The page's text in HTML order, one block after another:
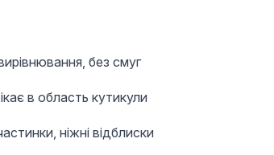
без смуг
в область кутикули
ніжні відблиски